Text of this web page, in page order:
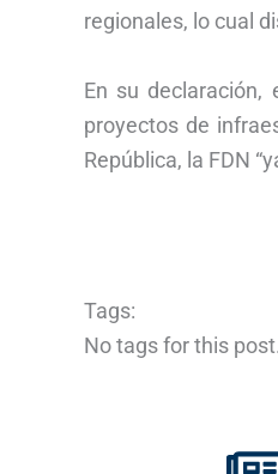
regionales, lo cual
En su declaración,
proyectos de
República, la FDN
Tags:
No tags for this post.